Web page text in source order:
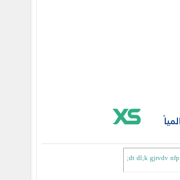
;dt dl;k gjrvdv